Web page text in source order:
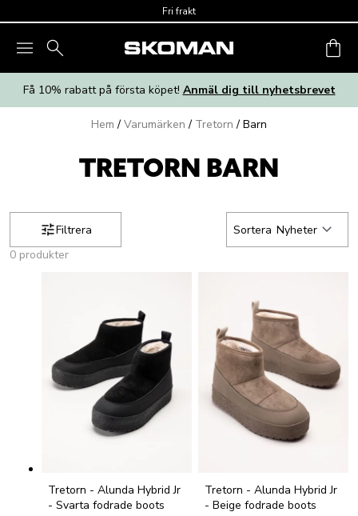
Fri frakt
Få 10% rabatt på första köpet! Anmäl dig till nyhetsbrevet
Hem / Varumärken / Tretorn / Barn
TRETORN BARN
Filtrera Sortera Nyheter
0 produkter
Tretorn - Alunda Hybrid Jr
- Svarta fodrade boots
Tretorn - Alunda Hybrid Jr
- Beige fodrade boots